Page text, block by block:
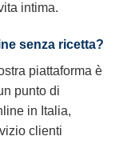
intima.
senza ricetta?
piattaforma è
punto di
in Italia,
clienti